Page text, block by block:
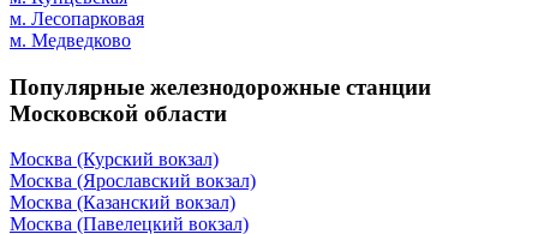
м. Лесопарковая
м. Медведково
Популярные железнодорожные станции
Московской области
Москва (Курский вокзал)
Москва (Ярославский вокзал)
Москва (Казанский вокзал)
Москва (Павелецкий вокзал)